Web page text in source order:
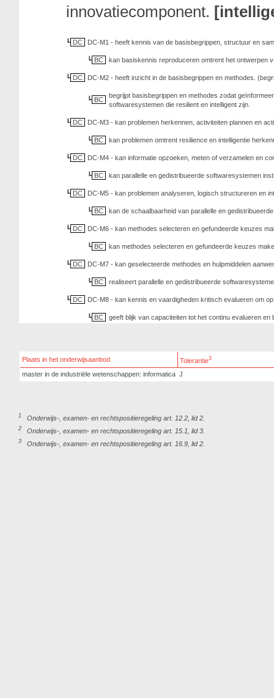
innovatiecomponent.
DC DC-M1 - heeft kennis van de basisbegrippen, structuur en
BC kan basiskennis reproduceren omtrent het ontwerpen
DC DC-M2 - heeft inzicht in de basisbegrippen en methodes.
BC
begrijpt basisbegrippen en methodes zodat
softwaresystemen die resilient en intelligent zijn.
DC DC-M3 - kan problemen herkennen, activiteiten plannen en
BC kan problemen omtrent resilience en intelligentie
DC DC-M4 - kan informatie opzoeken, meten of verzamelen en
BC kan parallelle en gedistribueerde softwaresystemen
DC DC-M5 - kan problemen analyseren, logisch structureren en
BC kan de schaalbaarheid van parallelle en
DC DC-M6 - kan methodes selecteren en gefundeerde keuzes
BC kan methodes selecteren en gefundeerde keuzes
DC DC-M7 - kan geselecteerde methodes en hulpmiddelen
BC realiseert parallelle en gedistribueerde
DC DC-M8 - kan kennis en vaardigheden kritisch evalueren om
BC geeft blijk van capaciteiten tot het continu evalueren
Plaats in het onderwijsaanbod Tolerantie3
master in de industriële wetenschappen: informatica J
1 Onderwijs-, examen- en rechtspositieregeling art. 12.2, lid 2.
2 Onderwijs-, examen- en rechtspositieregeling art. 15.1, lid 3.
3 Onderwijs-, examen- en rechtspositieregeling art. 16.9, lid 2.